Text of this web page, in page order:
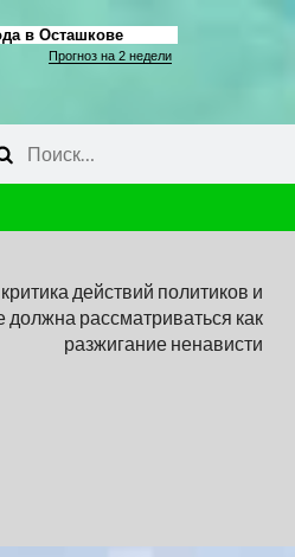
в Осташкове
Прогноз на 2 недели
действий политиков и
должна рассматриваться как
разжигание ненависти